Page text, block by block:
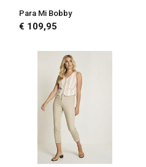
Para Mi Bobby
€ 109,95